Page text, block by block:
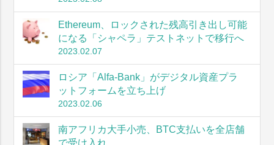
Ethereum、ロックされた残高引き出し可能
になる「シャペラ」テストネットで移行へ
2023.02.07
ロシア「Alfa-Bank」がデジタル資産プラ
ットフォームを立ち上げ
2023.02.06
南アフリカ大手小売、BTC支払いを全店舗
で受け入れ